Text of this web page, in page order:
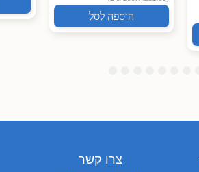
הוספה לסל
צרו קשר